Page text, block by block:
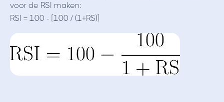
voor de RSI maken:
RSI = 100 - [100 / (1+RS)]